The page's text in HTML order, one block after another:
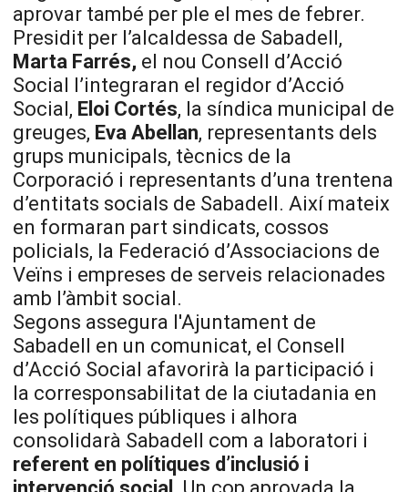
aprovar també per ple el mes de febrer.
Presidit per l’alcaldessa de Sabadell,
Marta Farrés, el nou Consell d’Acció
Social l’integraran el regidor d’Acció
Social, Eloi Cortés, la síndica municipal de
greuges, Eva Abellan, representants dels
grups municipals, tècnics de la
Corporació i representants d’una trentena
d’entitats socials de Sabadell. Així mateix
en formaran part sindicats, cossos
policials, la Federació d’Associacions de
Veïns i empreses de serveis relacionades
amb l’àmbit social.
Segons assegura l'Ajuntament de
Sabadell en un comunicat, el Consell
d’Acció Social afavorirà la participació i
la corresponsabilitat de la ciutadania en
les polítiques públiques i alhora
consolidarà Sabadell com a laboratori i
referent en polítiques d’inclusió i
intervenció social . Un cop aprovada la